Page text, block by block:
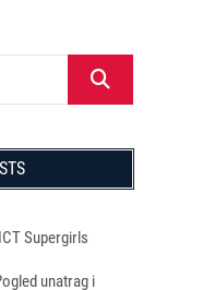
Pretraži
Supergirls
unatrag i